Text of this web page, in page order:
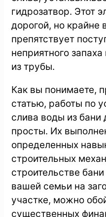
гидрозатвор. Этот
дорогой, но крайне
препятствует
неприятного
из трубы.
Как вы понимаете,
статью, работы по
слива воды из бани
просты. Их
определенных
строительных
строительстве
вашей семьи на
участке, можно
существенных